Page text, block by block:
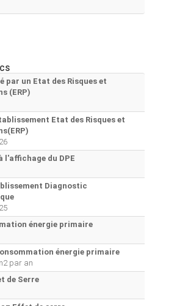
par un Etat des Risques et
(ERP)
Etat des Risques et
l'affichage du DPE
Diagnostic
énergie primaire
énergie primaire
par an
de Serre